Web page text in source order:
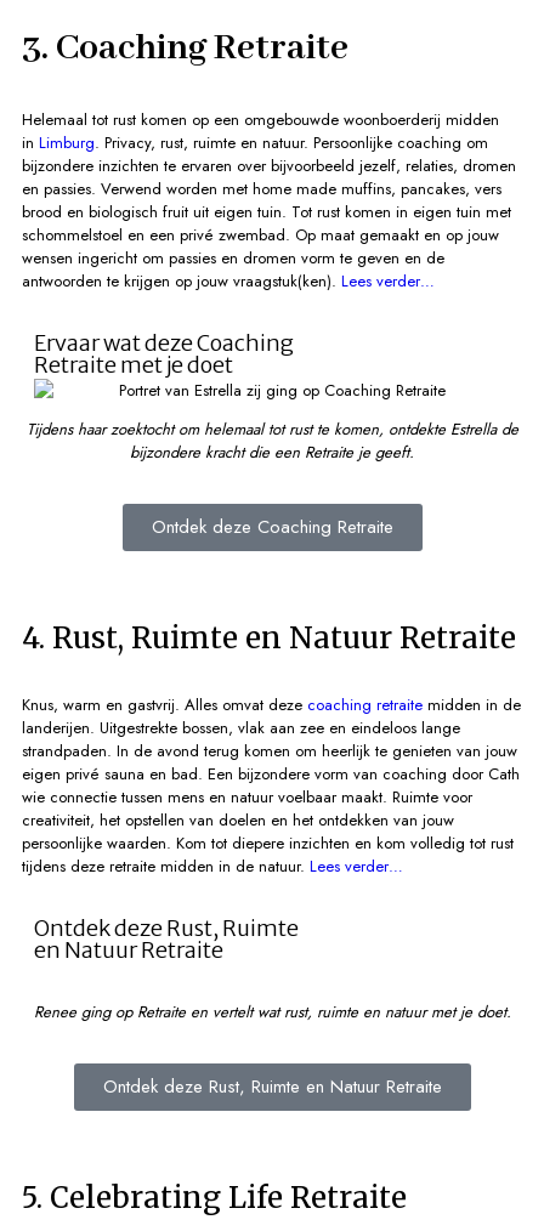
3. Coaching Retraite
Helemaal tot rust komen op een omgebouwde woonboerderij midden
in Limburg. Privacy, rust, ruimte en natuur. Persoonlijke coaching om
bijzondere inzichten te ervaren over bijvoorbeeld jezelf, relaties, dromen
en passies. Verwend worden met home made muffins, pancakes, vers
brood en biologisch fruit uit eigen tuin. Tot rust komen in eigen tuin met
schommelstoel en een privé zwembad. Op maat gemaakt en op jouw
wensen ingericht om passies en dromen vorm te geven en de
antwoorden te krijgen op jouw vraagstuk(ken). Lees verder…
Ervaar wat deze Coaching
Retraite met je doet
Tijdens haar zoektocht om helemaal tot rust te komen, ontdekte Estrella de
bijzondere kracht die een Retraite je geeft.
Ontdek deze Coaching Retraite
4. Rust, Ruimte en Natuur Retraite
Knus, warm en gastvrij. Alles omvat deze coaching retraite midden in de
landerijen. Uitgestrekte bossen, vlak aan zee en eindeloos lange
strandpaden. In de avond terug komen om heerlijk te genieten van jouw
eigen privé sauna en bad. Een bijzondere vorm van coaching door Cath
wie connectie tussen mens en natuur voelbaar maakt. Ruimte voor
creativiteit, het opstellen van doelen en het ontdekken van jouw
persoonlijke waarden. Kom tot diepere inzichten en kom volledig tot rust
tijdens deze retraite midden in de natuur. Lees verder…
Ontdek deze Rust, Ruimte
en Natuur Retraite
Renee ging op Retraite en vertelt wat rust, ruimte en natuur met je doet.
Ontdek deze Rust, Ruimte en Natuur Retraite
5. Celebrating Life Retraite